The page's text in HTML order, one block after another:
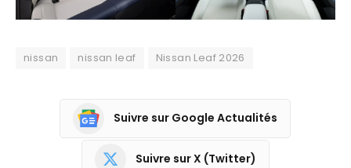
nissan nissan leaf Nissan Leaf 2026
Suivre sur Google Actualités
Suivre sur X (Twitter)